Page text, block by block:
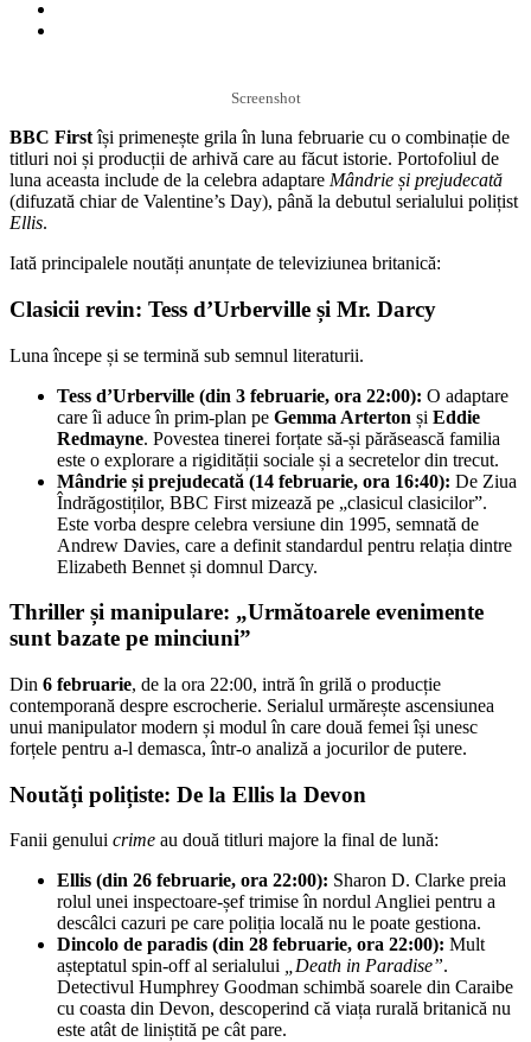
Screenshot
BBC Firstîși primenește grila în luna februarie cu o combinație de
titluri noi și producții de arhivă care au făcut istorie. Portofoliul de
luna aceasta include de la celebra adaptare Mândrie și prejudecată
(difuzată chiar de Valentine’s Day), până la debutul serialului polițist
Ellis.
Iată principalele noutăți anunțate de televiziunea britanică:
Clasicii revin: Tess d’Urberville și Mr. Darcy
Luna începe și se termină sub semnul literaturii.
Tess d’Urberville (din 3 februarie, ora 22:00): O adaptare
care îi aduce în prim-plan pe Gemma Arterton și Eddie
Redmayne. Povestea tinerei forțate să-și părăsească familia
este o explorare a rigidității sociale și a secretelor din trecut.
Mândrie și prejudecată (14 februarie, ora 16:40): De Ziua
Îndrăgostiților, BBC First mizează pe „clasicul clasicilor”.
Este vorba despre celebra versiune din 1995, semnată de
Andrew Davies, care a definit standardul pentru relația dintre
Elizabeth Bennet și domnul Darcy.
Thriller și manipulare: „Următoarele evenimente
sunt bazate pe minciuni”
Din 6 februarie, de la ora 22:00, intră în grilă o producție
contemporană despre escrocherie. Serialul urmărește ascensiunea
unui manipulator modern și modul în care două femei își unesc
forțele pentru a-l demasca, într-o analiză a jocurilor de putere.
Noutăți polițiste: De la Ellis la Devon
Fanii genului crime au două titluri majore la final de lună:
Ellis (din 26 februarie, ora 22:00): Sharon D. Clarke preia
rolul unei inspectoare-șef trimise în nordul Angliei pentru a
descâlci cazuri pe care poliția locală nu le poate gestiona.
Dincolo de paradis (din 28 februarie, ora 22:00): Mult
așteptatul spin-off al serialului „Death in Paradise”.
Detectivul Humphrey Goodman schimbă soarele din Caraibe
cu coasta din Devon, descoperind că viața rurală britanică nu
este atât de liniștită pe cât pare.